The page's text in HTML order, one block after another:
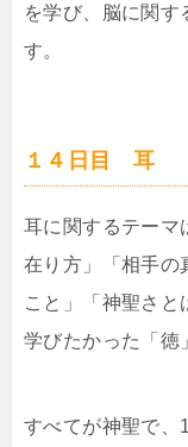
を学び、脳に関す
す。
１４日目 耳
耳に関するテーマ
在り方」「相手の
こと」「神聖さと
学びたかった「徳
すべてが神聖で、